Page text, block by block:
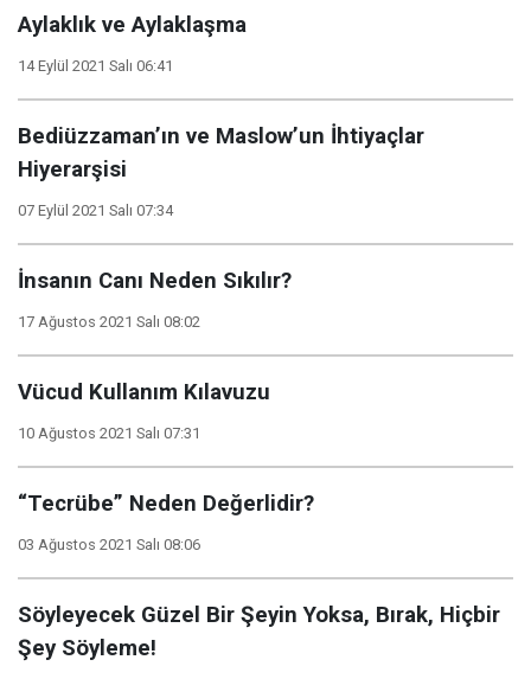
Aylaklık ve Aylaklaşma
14 Eylül 2021 Salı 06:41
Bediüzzaman’ın ve Maslow’un İhtiyaçlar
Hiyerarşisi
07 Eylül 2021 Salı 07:34
İnsanın Canı Neden Sıkılır?
17 Ağustos 2021 Salı 08:02
Vücud Kullanım Kılavuzu
10 Ağustos 2021 Salı 07:31
“Tecrübe” Neden Değerlidir?
03 Ağustos 2021 Salı 08:06
Söyleyecek Güzel Bir Şeyin Yoksa, Bırak, Hiçbir
Şey Söyleme!